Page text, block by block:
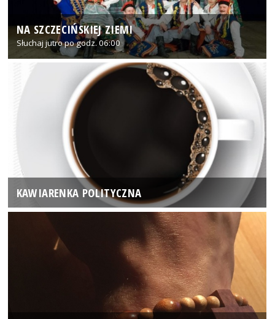
NA SZCZECIŃSKIEJ ZIEMI
Słuchaj jutro po godz. 06:00
KAWIARENKA POLITYCZNA